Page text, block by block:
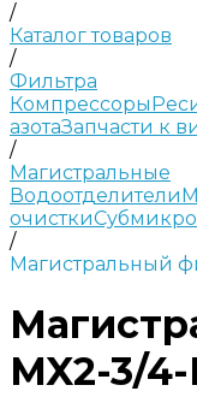
/
Каталог товаров
/
Фильтра
Компрессоры
азотаЗапчасти к
/
Магистральные
Водоотделители
очистки
/
Магистральный
MX2-3/